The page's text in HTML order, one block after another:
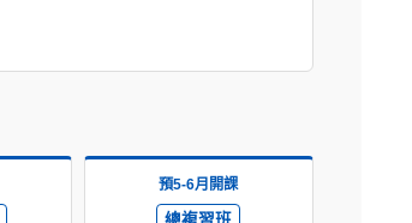
預5-6月開課